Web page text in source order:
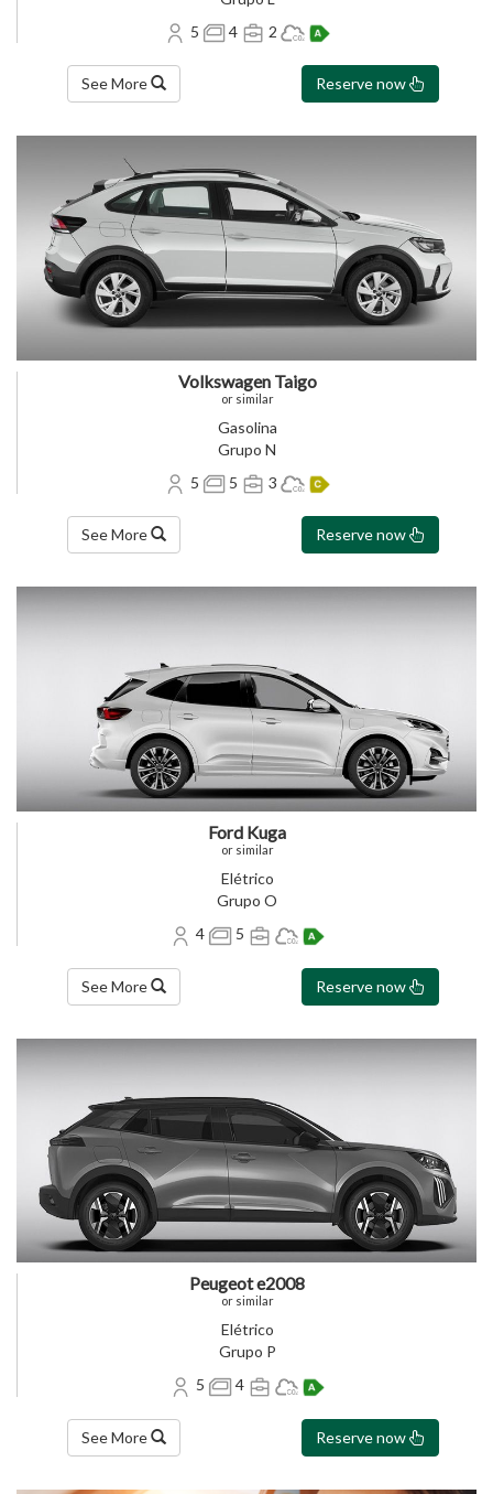
5
4 2
See More Reserve now
Volkswagen Taigo
or similar
Gasolina
Grupo N
5
5 3
See More Reserve now
Ford Kuga
or similar
Elétrico
Grupo O
4
5
See More Reserve now
Peugeot e2008
or similar
Elétrico
Grupo P
5
4
See More Reserve now